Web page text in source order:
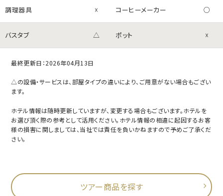
調理器具 ☓ コーヒーメーカー ○
バスタブ △ ポット ☓
最終更新日：2026年04月13日
△の設備・サービスは、部屋タイプの違いにより、ご用意がない場合もござい
ます。
ホテル情報は随時更新していますが、変更する場合もございます。ホテルを
お選び頂く際の参考として活用ください。ホテル情報の相違に起因するお客
様の損害に関しましては、当社では責任を負いかねますので予めご了承くだ
さい。
ツアー商品を探す